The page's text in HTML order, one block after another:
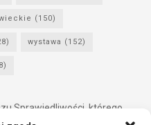
(150)
wystawa (152)
Sprawiedliwości, którego